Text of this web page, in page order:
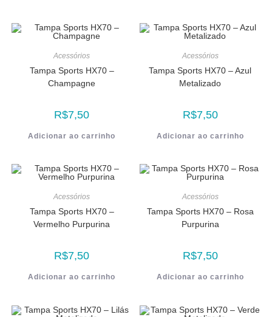
Acessórios
Tampa Sports HX70 –
Champagne
R$7,50
Adicionar ao carrinho
Acessórios
Tampa Sports HX70 – Azul
Metalizado
R$7,50
Adicionar ao carrinho
Acessórios
Tampa Sports HX70 –
Vermelho Purpurina
R$7,50
Adicionar ao carrinho
Acessórios
Tampa Sports HX70 – Rosa
Purpurina
R$7,50
Adicionar ao carrinho